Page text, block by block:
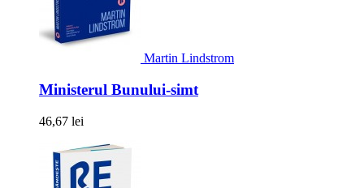
Martin Lindstrom
Ministerul Bunului-simt
46,67 lei